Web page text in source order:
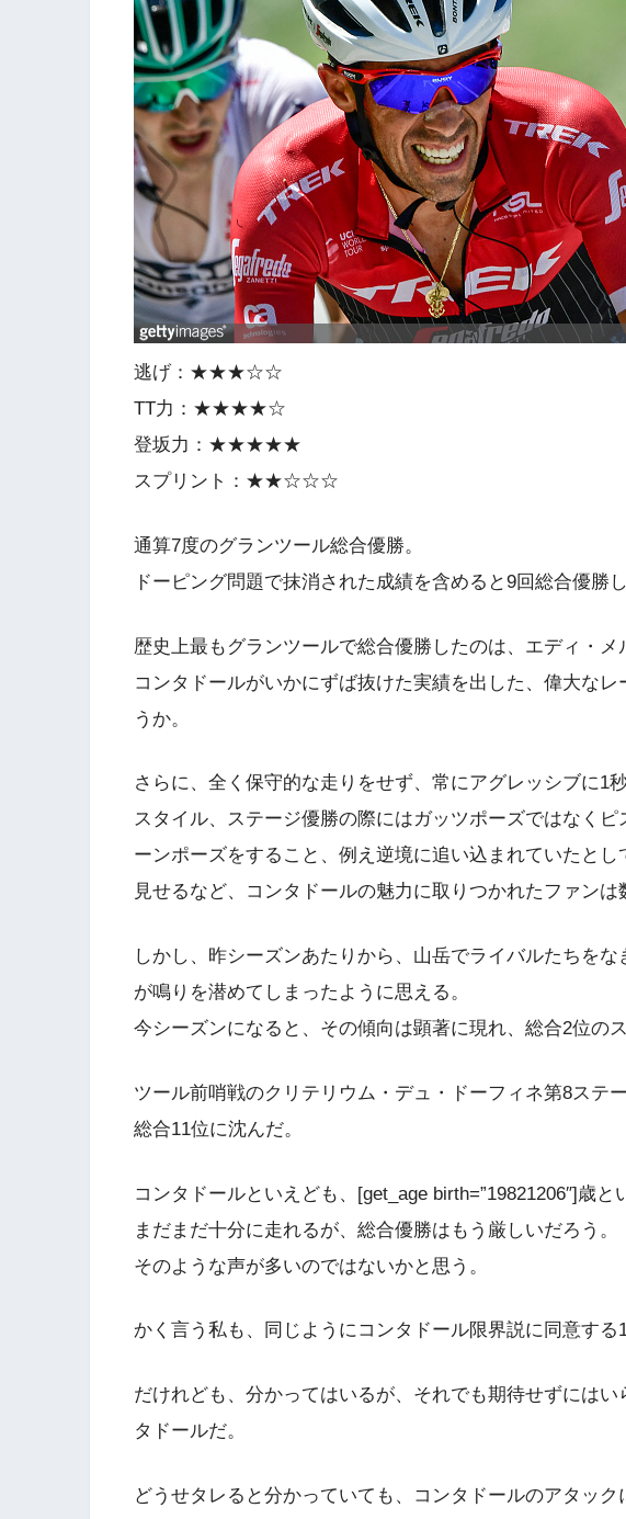
逃げ：★★★☆☆
TT力：★★★★☆
登坂力：★★★★★
スプリント：★★☆☆☆
通算7度のグランツール総合優勝。
ドーピング問題で抹消された成績を含めると9回総合優勝し
歴史上最もグランツールで総合優勝したのは、エディ・メ
コンタドールがいかにずば抜けた実績を出した、偉大な
うか。
さらに、全く保守的な走りをせず、常にアグレッシブに1
スタイル、ステージ優勝の際にはガッツポーズではなく
ーンポーズをすること、例え逆境に追い込まれていたと
見せるなど、コンタドールの魅力に取りつかれたファンは
しかし、昨シーズンあたりから、山岳でライバルたちを
が鳴りを潜めてしまったように思える。
今シーズンになると、その傾向は顕著に現れ、総合2位の
ツール前哨戦のクリテリウム・デュ・ドーフィネ第8ステ
総合11位に沈んだ。
コンタドールといえども、[get_age birth=”19821206″]歳と
まだまだ十分に走れるが、総合優勝はもう厳しいだろう。
そのような声が多いのではないかと思う。
かく言う私も、同じようにコンタドール限界説に同意する1
だけれども、分かってはいるが、それでも期待せずには
タドールだ。
どうせタレると分かっていても、コンタドールのアタック